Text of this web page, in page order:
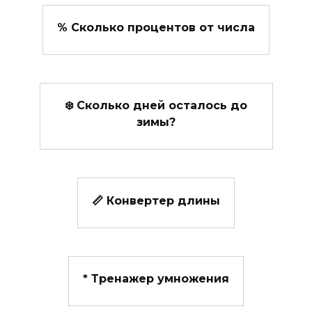
% Сколько процентов от числа
❄️ Сколько дней осталось до
зимы?
📏 Конвертер длины
*️ Тренажер умножения